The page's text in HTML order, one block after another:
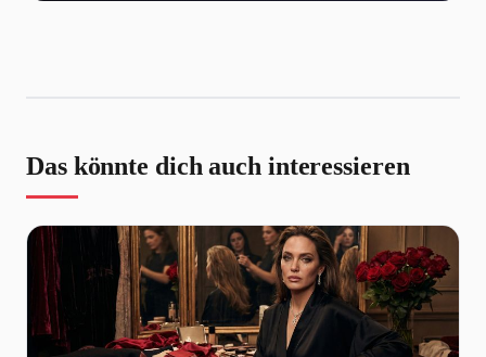
Das könnte dich auch interessieren